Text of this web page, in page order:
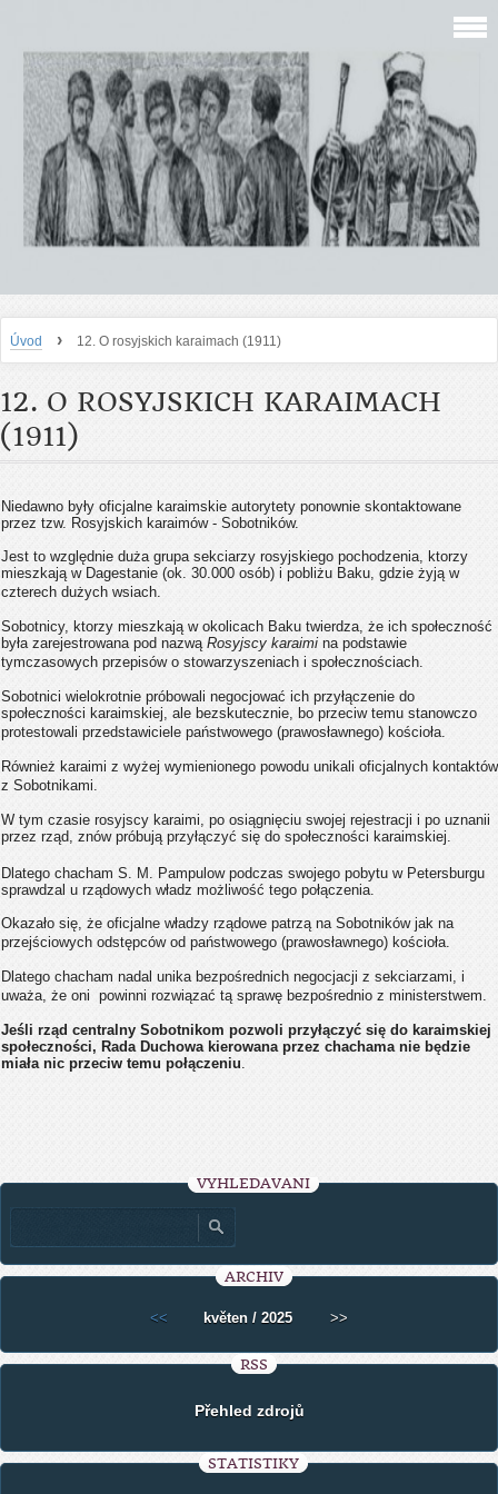
Úvod › 12. O rosyjskich karaimach (1911)
12. O ROSYJSKICH KARAIMACH
(1911)
Niedawno były oficjalne karaimskie autorytety ponownie skontaktowane
przez tzw. Rosyjskich karaimów - Sobotników.
Jest to względnie duża grupa sekciarzy rosyjskiego pochodzenia, ktorzy
mieszkają w Dagestanie (ok. 30.000 osób) i pobliżu Baku, gdzie żyją w
czterech dużych wsiach.
Sobotnicy, ktorzy mieszkają w okolicach Baku twierdza, że ich społeczność
była zarejestrowana pod nazwą Rosyjscy karaimi na podstawie
tymczasowych przepisów o stowarzyszeniach i społecznościach.
Sobotnici wielokrotnie próbowali negocjować ich przyłączenie do
społeczności karaimskiej, ale bezskutecznie, bo przeciw temu stanowczo
protestowali przedstawiciele państwowego (prawosławnego) kościoła.
Również karaimi z wyżej wymienionego powodu unikali oficjalnych kontaktów
z Sobotnikami.
W tym czasie rosyjscy karaimi, po osiągnięciu swojej rejestracji i po uznanii
przez rząd, znów próbują przyłączyć się do społeczności karaimskiej.
Dlatego chacham S. M. Pampulow podczas swojego pobytu w Petersburgu
sprawdzal u rządowych władz możliwość tego połączenia.
Okazało się, że oficjalne władzy rządowe patrzą na Sobotników jak na
przejściowych odstępców od państwowego (prawosławnego) kościoła.
Dlatego chacham nadal unika bezpośrednich negocjacji z sekciarzami, i
uważa, że oni ​​ powinni rozwiązać tą sprawę bezpośrednio z ministerstwem.
Jeśli rząd centralny Sobotnikom pozwoli przyłączyć się do karaimskiej
społeczności, Rada Duchowa kierowana przez chachama nie będzie
miała nic przeciw temu połączeniu.
VYHLEDÁVÁNÍ
ARCHIV
<< květen / 2025 >>
RSS
Přehled zdrojů
STATISTIKY